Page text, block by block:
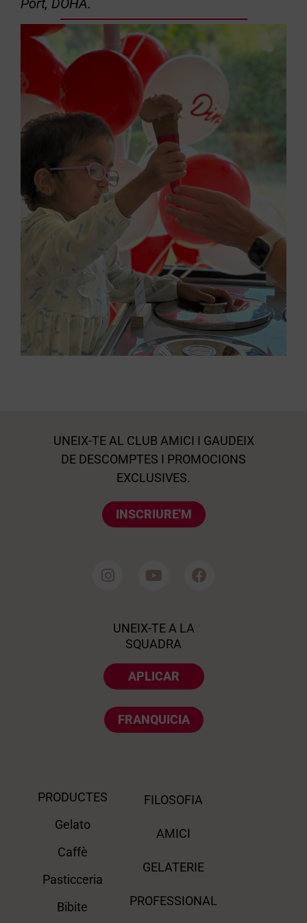
Port, DOHA.
UNEIX-TE AL CLUB AMICI I GAUDEIX
DE DESCOMPTES I PROMOCIONS
EXCLUSIVES.
INSCRIURE'M
UNEIX-TE A LA
SQUADRA
APLICAR
FRANQUICIA
PRODUCTES
Gelato
Caffè
Pasticceria
Bibite
FILOSOFIA
AMICI
GELATERIE
PROFESSIONAL